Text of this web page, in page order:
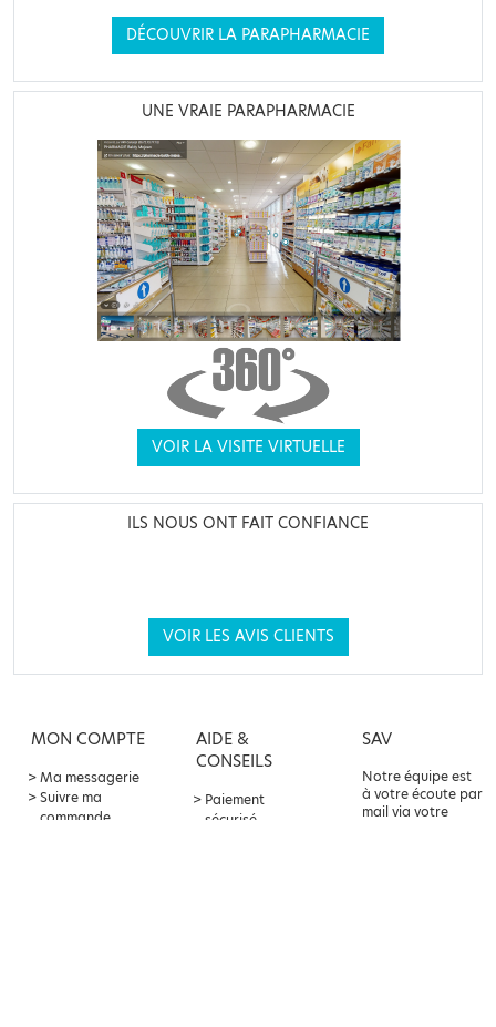
DÉCOUVRIR LA PARAPHARMACIE
UNE VRAIE PARAPHARMACIE
VOIR LA VISITE VIRTUELLE
ILS NOUS ONT FAIT CONFIANCE
VOIR LES AVIS CLIENTS
MON COMPTE
Ma messagerie
Suivre ma
commande
AIDE &
CONSEILS
Paiement
sécurisé
SAV
Notre équipe est
à votre écoute par
mail via votre